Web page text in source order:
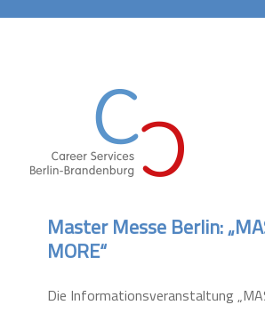
Master Messe Berlin:
MORE“
Die Informationsveranstaltung